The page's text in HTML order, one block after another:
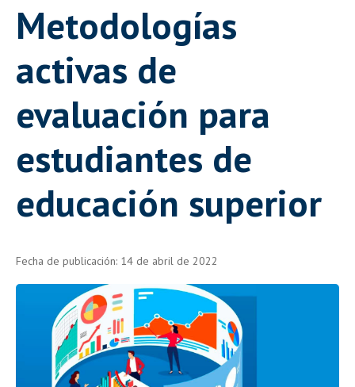
Metodologías
activas de
evaluación para
estudiantes de
educación superior
Fecha de publicación: 14 de abril de 2022